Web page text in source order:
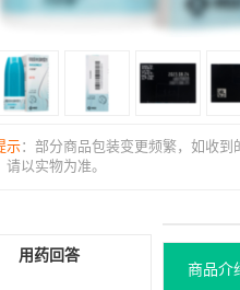
示：部分商品包装变更频繁，如收到
以实物为准。
用药回答
商品介